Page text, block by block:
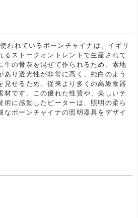
われているボーンチャイナは、イギリ
るストークオントレントで生産されて
牛の骨灰を混ぜて作られるため、素地
あり透光性が非常に高く、純白のよう
見せるため、従来より多くの高級食器
材です。この優れた性質や、美しいテ
術に感動したピーターは、照明の柔ら
なボーンチャイナの照明器具をデザイ